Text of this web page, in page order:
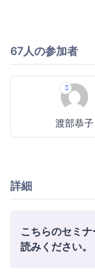
67人の参加者
渡部恭子
詳細
こちらのセミ
読みください。